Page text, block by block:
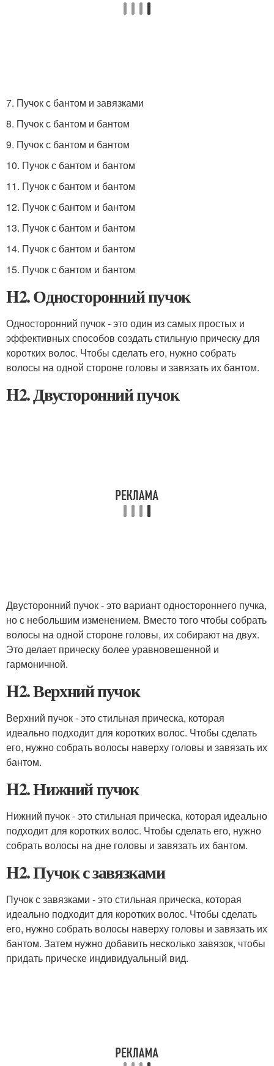
7. Пучок с бантом и завязками
8. Пучок с бантом и бантом
9. Пучок с бантом и бантом
10. Пучок с бантом и бантом
11. Пучок с бантом и бантом
12. Пучок с бантом и бантом
13. Пучок с бантом и бантом
14. Пучок с бантом и бантом
15. Пучок с бантом и бантом
H2. Односторонний пучок
Односторонний пучок - это один из самых простых и
эффективных способов создать стильную прическу для
коротких волос. Чтобы сделать его, нужно собрать
волосы на одной стороне головы и завязать их бантом.
H2. Двусторонний пучок
Двусторонний пучок - это вариант одностороннего пучка,
но с небольшим изменением. Вместо того чтобы собрать
волосы на одной стороне головы, их собирают на двух.
Это делает прическу более уравновешенной и
гармоничной.
H2. Верхний пучок
Верхний пучок - это стильная прическа, которая
идеально подходит для коротких волос. Чтобы сделать
его, нужно собрать волосы наверху головы и завязать их
бантом.
H2. Нижний пучок
Нижний пучок - это стильная прическа, которая идеально
подходит для коротких волос. Чтобы сделать его, нужно
собрать волосы на дне головы и завязать их бантом.
H2. Пучок с завязками
Пучок с завязками - это стильная прическа, которая
идеально подходит для коротких волос. Чтобы сделать
его, нужно собрать волосы наверху головы и завязать их
бантом. Затем нужно добавить несколько завязок, чтобы
придать прическе индивидуальный вид.